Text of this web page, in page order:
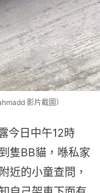
影片截圖）
今日中午12時
隻BB貓，喺私家
近的小童查問，